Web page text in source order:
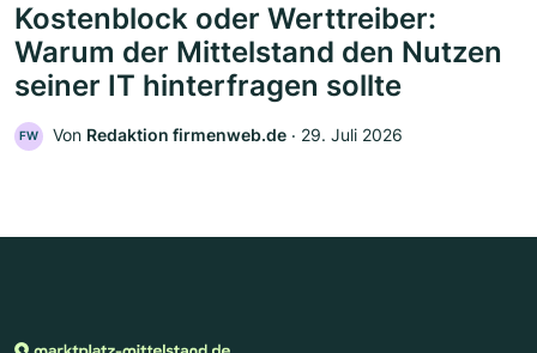
Kostenblock oder Werttreiber:
Warum der Mittelstand den Nutzen
seiner IT hinterfragen sollte
FW Von Redaktion firmenweb.de ‧ 29. Juli 2026